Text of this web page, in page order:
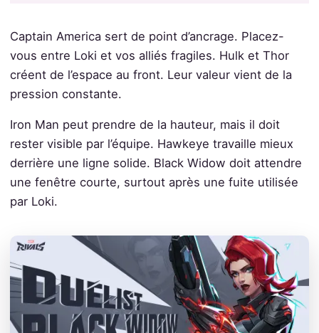
Captain America sert de point d’ancrage. Placez-
vous entre Loki et vos alliés fragiles. Hulk et Thor
créent de l’espace au front. Leur valeur vient de la
pression constante.
Iron Man peut prendre de la hauteur, mais il doit
rester visible par l’équipe. Hawkeye travaille mieux
derrière une ligne solide. Black Widow doit attendre
une fenêtre courte, surtout après une fuite utilisée
par Loki.